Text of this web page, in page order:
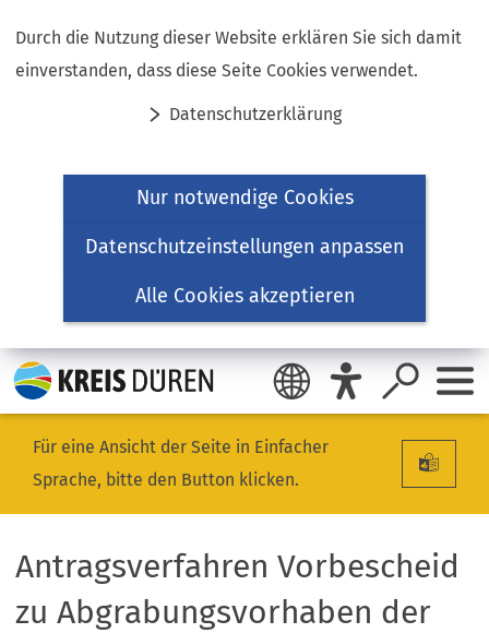
Durch die Nutzung dieser Website erklären Sie sich damit
einverstanden, dass diese Seite Cookies verwendet.
Datenschutzerklärung
Nur notwendige Cookies
Datenschutzeinstellungen anpassen
Alle Cookies akzeptieren
Inhalt anspringen
Für eine Ansicht der Seite in Einfacher
Sprache, bitte den Button klicken.
Antragsverfahren Vorbescheid
zu Abgrabungsvorhaben der